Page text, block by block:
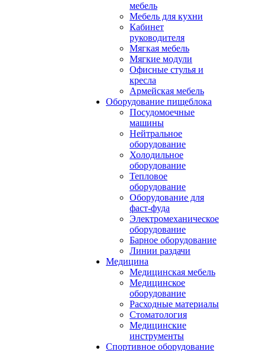
мебель
Мебель для кухни
Кабинет
руководителя
Мягкая мебель
Мягкие модули
Офисные стулья и
кресла
Армейская мебель
Оборудование пищеблока
Посудомоечные
машины
Нейтральное
оборудование
Холодильное
оборудование
Тепловое
оборудование
Оборудование для
фаст-фуда
Электромеханическое
оборудование
Барное оборудование
Линии раздачи
Медицина
Медицинская мебель
Медицинское
оборудование
Расходные материалы
Стоматология
Медицинские
инструменты
Спортивное оборудование